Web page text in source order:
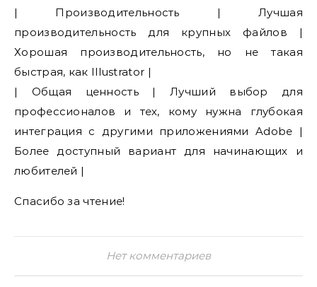
| Производительность | Лучшая
производительность для крупных файлов |
Хорошая производительность, но не такая
быстрая, как Illustrator |
| Общая ценность | Лучший выбор для
профессионалов и тех, кому нужна глубокая
интеграция с другими приложениями Adobe |
Более доступный вариант для начинающих и
любителей |
Спасибо за чтение!
Нет комментариев